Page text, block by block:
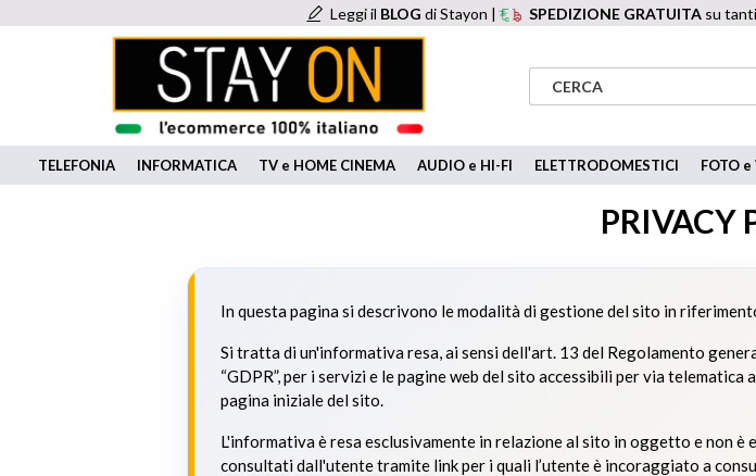
Leggi il BLOG di Stayon | SPEDIZIONE GRATUITA su
TELEFONIA INFORMATICA TV e HOME CINEMA AUDIO e HI-FI ELETTRODOMESTICI FOTO e
PRIVACY
In questa pagina si descrivono le modalità di gestione del sito in
Si tratta di un'informativa resa, ai sensi dell'art. 13 del Regolamento
“GDPR”, per i servizi e le pagine web del sito accessibili per via
pagina iniziale del sito.
L'informativa è resa esclusivamente in relazione al sito in oggetto e non
consultati dall'utente tramite link per i quali l’utente è incoraggiato a